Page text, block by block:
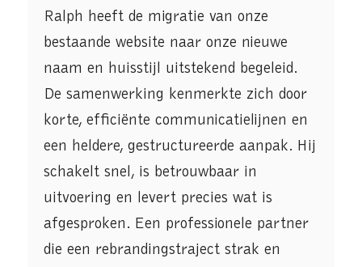
Ralph heeft de migratie van onze
bestaande website naar onze nieuwe
naam en huisstijl uitstekend begeleid.
De samenwerking kenmerkte zich door
korte, efficiënte communicatielijnen en
een heldere, gestructureerde aanpak. Hij
schakelt snel, is betrouwbaar in
uitvoering en levert precies wat is
afgesproken. Een professionele partner
die een rebrandingstraject strak en